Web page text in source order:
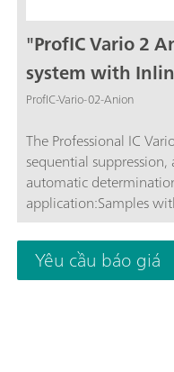
"ProfIC Vario 2
system with
ProfIC-Vario-02-Anion
The Professional IC
sequential
automatic
application:Samples
particles, algae, or
waste water; Schematic
Yêu cầu báo giá